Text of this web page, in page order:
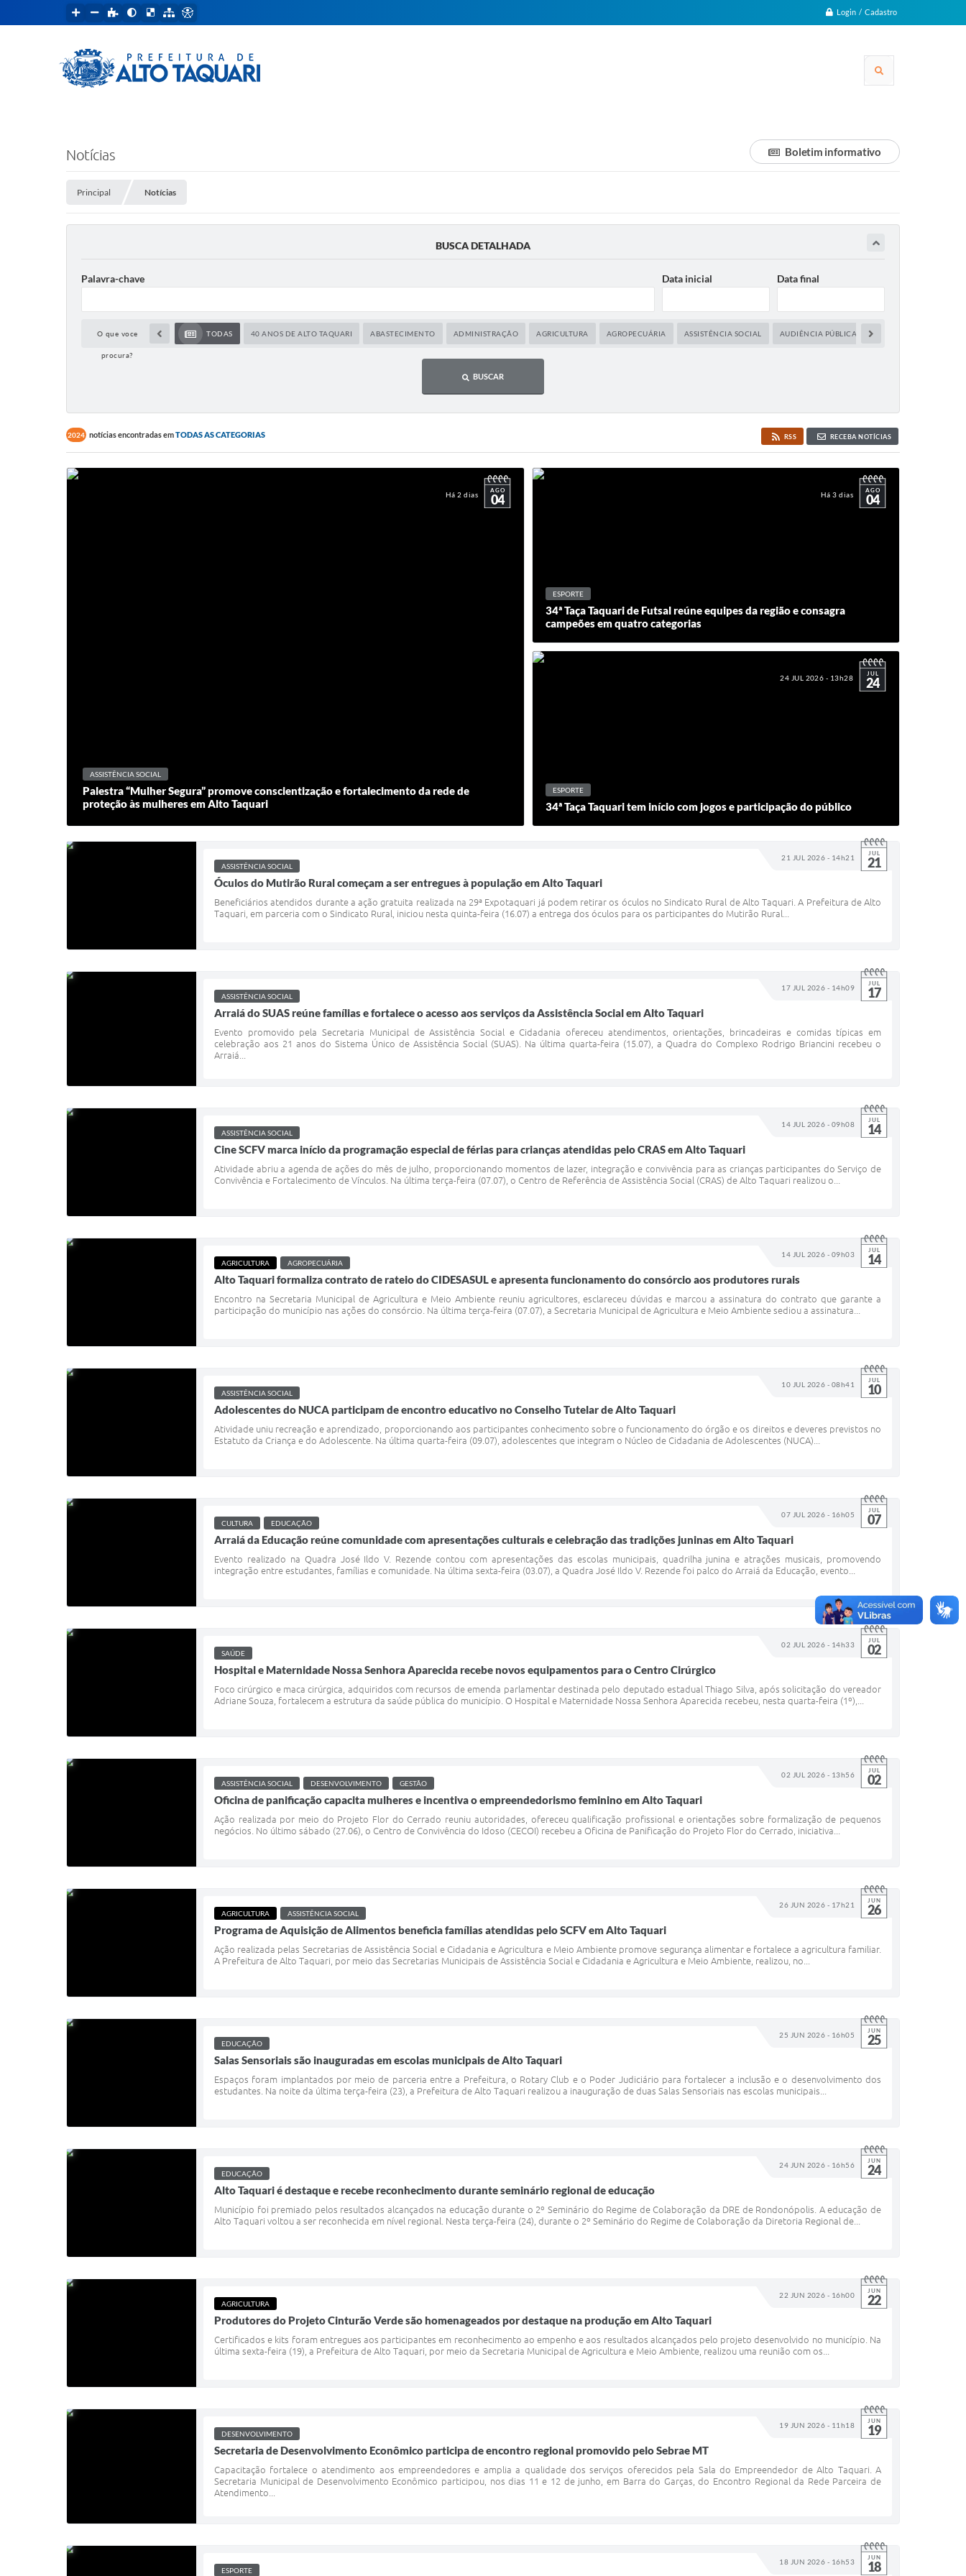
Login / Cadastro
Notícias Boletim informativo
Principal Notícias
BUSCA DETALHADA
Palavra-chave Data inicial Data final
O que voce
procura?
TODAS 40 ANOS DE ALTO TAQUARI ABASTECIMENTO ADMINISTRAÇÃO AGRICULTURA AGROPECUÁRIA ASSISTÊNCIA SOCIAL AUDIÊNCIA PÚBLICA
BUSCAR
2024 notícias encontradas emTODAS AS CATEGORIAS RSS RECEBA NOTÍCIAS
Há 2 dias AGO
04
ASSISTÊNCIA SOCIAL
Palestra “Mulher Segura” promove conscientização e fortalecimento da rede de
proteção às mulheres em Alto Taquari
Há 3 dias AGO
04
ESPORTE
34ª Taça Taquari de Futsal reúne equipes da região e consagra
campeões em quatro categorias
24 JUL 2026 - 13h28 JUL
24
ESPORTE
34ª Taça Taquari tem início com jogos e participação do público
21 JUL 2026 - 14h21 JUL
21
ASSISTÊNCIA SOCIAL
Óculos do Mutirão Rural começam a ser entregues à população em Alto Taquari
Beneficiários atendidos durante a ação gratuita realizada na 29ª Expotaquari já podem retirar os óculos no Sindicato Rural de Alto Taquari. A Prefeitura de Alto
Taquari, em parceria com o Sindicato Rural, iniciou nesta quinta-feira (16.07) a entrega dos óculos para os participantes do Mutirão Rural...
17 JUL 2026 - 14h09 JUL
17
ASSISTÊNCIA SOCIAL
Arraiá do SUAS reúne famílias e fortalece o acesso aos serviços da Assistência Social em Alto Taquari
Evento promovido pela Secretaria Municipal de Assistência Social e Cidadania ofereceu atendimentos, orientações, brincadeiras e comidas típicas em
celebração aos 21 anos do Sistema Único de Assistência Social (SUAS). Na última quarta-feira (15.07), a Quadra do Complexo Rodrigo Briancini recebeu o
Arraiá...
14 JUL 2026 - 09h08 JUL
14
ASSISTÊNCIA SOCIAL
Cine SCFV marca início da programação especial de férias para crianças atendidas pelo CRAS em Alto Taquari
Atividade abriu a agenda de ações do mês de julho, proporcionando momentos de lazer, integração e convivência para as crianças participantes do Serviço de
Convivência e Fortalecimento de Vínculos. Na última terça-feira (07.07), o Centro de Referência de Assistência Social (CRAS) de Alto Taquari realizou o...
14 JUL 2026 - 09h03 JUL
14
AGRICULTURA AGROPECUÁRIA
Alto Taquari formaliza contrato de rateio do CIDESASUL e apresenta funcionamento do consórcio aos produtores rurais
Encontro na Secretaria Municipal de Agricultura e Meio Ambiente reuniu agricultores, esclareceu dúvidas e marcou a assinatura do contrato que garante a
participação do município nas ações do consórcio. Na última terça-feira (07.07), a Secretaria Municipal de Agricultura e Meio Ambiente sediou a assinatura...
10 JUL 2026 - 08h41 JUL
10
ASSISTÊNCIA SOCIAL
Adolescentes do NUCA participam de encontro educativo no Conselho Tutelar de Alto Taquari
Atividade uniu recreação e aprendizado, proporcionando aos participantes conhecimento sobre o funcionamento do órgão e os direitos e deveres previstos no
Estatuto da Criança e do Adolescente. Na última quarta-feira (09.07), adolescentes que integram o Núcleo de Cidadania de Adolescentes (NUCA)...
07 JUL 2026 - 16h05 JUL
07
CULTURA EDUCAÇÃO
Arraiá da Educação reúne comunidade com apresentações culturais e celebração das tradições juninas em Alto Taquari
Evento realizado na Quadra José Ildo V. Rezende contou com apresentações das escolas municipais, quadrilha junina e atrações musicais, promovendo
integração entre estudantes, famílias e comunidade. Na última sexta-feira (03.07), a Quadra José Ildo V. Rezende foi palco do Arraiá da Educação, evento...
02 JUL 2026 - 14h33 JUL
02
SAÚDE
Hospital e Maternidade Nossa Senhora Aparecida recebe novos equipamentos para o Centro Cirúrgico
Foco cirúrgico e maca cirúrgica, adquiridos com recursos de emenda parlamentar destinada pelo deputado estadual Thiago Silva, após solicitação do vereador
Adriane Souza, fortalecem a estrutura da saúde pública do município. O Hospital e Maternidade Nossa Senhora Aparecida recebeu, nesta quarta-feira (1º),...
02 JUL 2026 - 13h56 JUL
02
ASSISTÊNCIA SOCIAL DESENVOLVIMENTO GESTÃO
Oficina de panificação capacita mulheres e incentiva o empreendedorismo feminino em Alto Taquari
Ação realizada por meio do Projeto Flor do Cerrado reuniu autoridades, ofereceu qualificação profissional e orientações sobre formalização de pequenos
negócios. No último sábado (27.06), o Centro de Convivência do Idoso (CECOI) recebeu a Oficina de Panificação do Projeto Flor do Cerrado, iniciativa...
26 JUN 2026 - 17h21 JUN
26
AGRICULTURA ASSISTÊNCIA SOCIAL
Programa de Aquisição de Alimentos beneficia famílias atendidas pelo SCFV em Alto Taquari
Ação realizada pelas Secretarias de Assistência Social e Cidadania e Agricultura e Meio Ambiente promove segurança alimentar e fortalece a agricultura familiar.
A Prefeitura de Alto Taquari, por meio das Secretarias Municipais de Assistência Social e Cidadania e Agricultura e Meio Ambiente, realizou, no...
25 JUN 2026 - 16h05 JUN
25
EDUCAÇÃO
Salas Sensoriais são inauguradas em escolas municipais de Alto Taquari
Espaços foram implantados por meio de parceria entre a Prefeitura, o Rotary Club e o Poder Judiciário para fortalecer a inclusão e o desenvolvimento dos
estudantes. Na noite da última terça-feira (23), a Prefeitura de Alto Taquari realizou a inauguração de duas Salas Sensoriais nas escolas municipais...
24 JUN 2026 - 16h56 JUN
24
EDUCAÇÃO
Alto Taquari é destaque e recebe reconhecimento durante seminário regional de educação
Município foi premiado pelos resultados alcançados na educação durante o 2º Seminário do Regime de Colaboração da DRE de Rondonópolis. A educação de
Alto Taquari voltou a ser reconhecida em nível regional. Nesta terça-feira (24), durante o 2º Seminário do Regime de Colaboração da Diretoria Regional de...
22 JUN 2026 - 16h00 JUN
22
AGRICULTURA
Produtores do Projeto Cinturão Verde são homenageados por destaque na produção em Alto Taquari
Certificados e kits foram entregues aos participantes em reconhecimento ao empenho e aos resultados alcançados pelo projeto desenvolvido no município. Na
última sexta-feira (19), a Prefeitura de Alto Taquari, por meio da Secretaria Municipal de Agricultura e Meio Ambiente, realizou uma reunião com os...
19 JUN 2026 - 11h18 JUN
19
DESENVOLVIMENTO
Secretaria de Desenvolvimento Econômico participa de encontro regional promovido pelo Sebrae MT
Capacitação fortalece o atendimento aos empreendedores e amplia a qualidade dos serviços oferecidos pela Sala do Empreendedor de Alto Taquari. A
Secretaria Municipal de Desenvolvimento Econômico participou, nos dias 11 e 12 de junho, em Barra do Garças, do Encontro Regional da Rede Parceira de
Atendimento...
18 JUN 2026 - 16h53 JUN
18
ESPORTE